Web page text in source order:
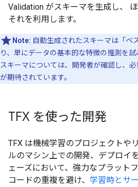
Validation がスキーマを生成し、
それを利用します。
Note: 自動生成されたスキーマは「ベ
り、単にデータの基本的な特徴の推測を
スキーマについては、開発者が確認し、
が期待されています。
TFX を使った開発
TFX は機械学習のプロジェクトや
ルのマシン上での開発、デプロイ
ェーズにおいて、強力なプラット
コードの重複を避け、 学習時とサ